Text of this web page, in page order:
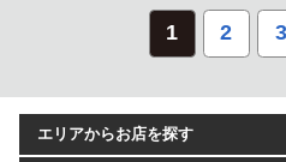
1 2 3
エリアからお店を探す